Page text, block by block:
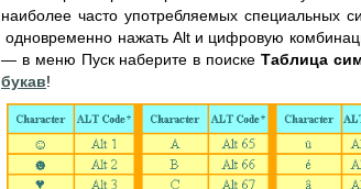
наиболее часто употребляемых специальных
одновременно нажать Alt и цифровую
— в меню Пуск наберите в поиске Таблица
букав!